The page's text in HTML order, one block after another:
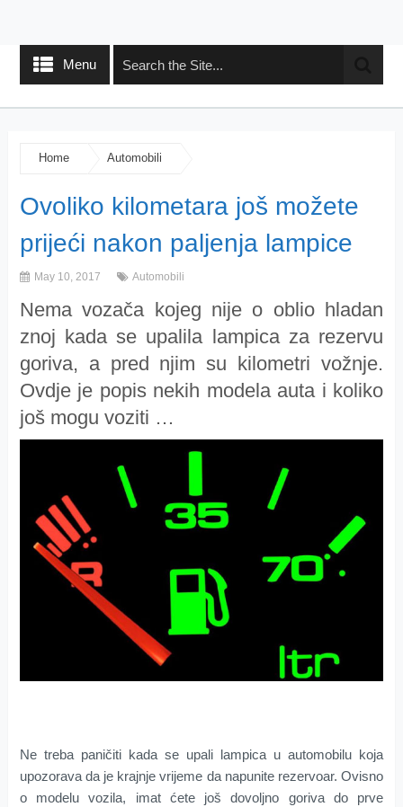
Menu
Home Automobili
Ovoliko kilometara još možete
prijeći nakon paljenja lampice
May 10, 2017 Automobili
Nema vozača kojeg nije o oblio hladan
znoj kada se upalila lampica za rezervu
goriva, a pred njim su kilometri vožnje.
Ovdje je popis nekih modela auta i koliko
još mogu voziti …
Ne treba paničiti kada se upali lampica u automobilu koja
upozorava da je krajnje vrijeme da napunite rezervoar. Ovisno
o modelu vozila, imat ćete još dovoljno goriva do prve